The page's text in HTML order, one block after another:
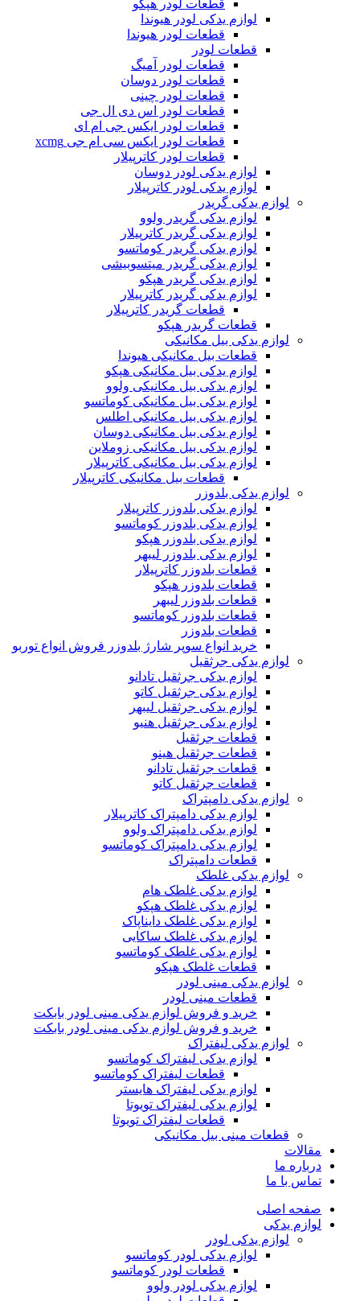
قطعات لودر هپکو
لوازم یدکی لودر هیوندا
قطعات لودر هیوندا
قطعات لودر
قطعات لودر آمیگ
قطعات لودر دوسان
قطعات لودر چینی
قطعات لودر اس دی ال جی
قطعات لودر ایکس جی ام ای
قطعات لودر ایکس سی ام جی xcmg
قطعات لودر کاترپیلار
لوازم یدکی لودر دوسان
لوازم یدکی لودر کاترپیلار
لوازم یدکی گریدر
لوازم یدکی گریدر ولوو
لوازم یدکی گریدر کاترپیلار
لوازم یدکی گریدر کوماتسو
لوازم یدکی گریدر میتسوبیشی
لوازم یدکی گریدر هپکو
لوازم یدکی گریدر کاترپیلار
قطعات گریدر کاترپیلار
قطعات گریدر هپکو
لوازم یدکی بیل مکانیکی
قطعات بیل مکانیکی هیوندا
لوازم یدکی بیل مکانیکی هپکو
لوازم یدکی بیل مکانیکی ولوو
لوازم یدکی بیل مکانیکی کوماتسو
لوازم یدکی بیل مکانیکی اطلس
لوازم یدکی بیل مکانیکی دوسان
لوازم یدکی بیل مکانیکی زوملاین
لوازم یدکی بیل مکانیکی کاترپیلار
قطعات بیل مکانیکی کاترپیلار
لوازم یدکی بلدوزر
لوازم یدکی بلدوزر کاترپیلار
لوازم یدکی بلدوزر کوماتسو
لوازم یدکی بلدوزر هپکو
لوازم یدکی بلدوزر لیبهر
قطعات بلدوزر کاترپیلار
قطعات بلدوزر هپکو
قطعات بلدوزر لیبهر
قطعات بلدوزر کوماتسو
قطعات بلدوزر
خرید انواع سوپر شارژ بلدوزر فروش انواع توربو
لوازم یدکی جرثقیل
لوازم یدکی جرثقیل تادانو
لوازم یدکی جرثقیل کاتو
لوازم یدکی جرثقیل لیبهر
لوازم یدکی جرثقیل هنیو
قطعات جرثقیل
قطعات جرثقیل هینو
قطعات جرثقیل تادانو
قطعات جرثقیل کاتو
لوازم یدکی دامپتراک
لوازم یدکی دامپتراک کاترپیلار
لوازم یدکی دامپتراک ولوو
لوازم یدکی دامپتراک کوماتسو
قطعات دامپتراک
لوازم یدکی غلطک
لوازم یدکی غلطک هام
لوازم یدکی غلطک هپکو
لوازم یدکی غلطک دایناپاک
لوازم یدکی غلطک ساکایی
لوازم یدکی غلطک کوماتسو
قطعات غلطک هپکو
لوازم یدکی مینی لودر
قطعات مینی لودر
خرید و فروش لوازم یدکی مینی لودر بابکت
خرید و فروش لوازم یدکی مینی لودر بابکت
لوازم یدکی لیفتراک
لوازم یدکی لیفتراک کوماتسو
قطعات لیفتراک کوماتسو
لوازم یدکی لیفتراک هایستر
لوازم یدکی لیفتراک تویوتا
قطعات لیفتراک تویوتا
قطعات مینی بیل مکانیکی
ما
با ما
اصلی
یدکی
لوازم یدکی لودر
لوازم یدکی لودر کوماتسو
قطعات لودر کوماتسو
لوازم یدکی لودر ولوو